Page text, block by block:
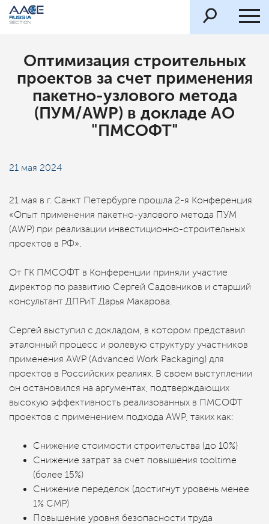
Оптимизация строительных
проектов за счет применения
пакетно-узлового метода
(ПУМ/AWP) в докладе АО
"ПМСОФТ"
21 мая 2024
21 мая в г. Санкт Петербурге прошла 2-я Конференция
«Опыт применения пакетно-узлового метода ПУМ
(AWP) при реализации инвестиционно-строительных
проектов в РФ».
От ГК ПМСОФТ в Конференции приняли участие
директор по развитию Сергей Садовников и старший
консультант ДПРиТ Дарья Макарова.
Сергей выступил с докладом, в котором представил
эталонный процесс и ролевую структуру участников
применения AWP (Advanced Work Packaging) для
проектов в Российских реалиях. В своем выступлении
он остановился на аргументах, подтверждающих
высокую эффективность реализованных в ПМСОФТ
проектов с применением подхода AWP, таких как:
Снижение стоимости строительства (до 10%)
Снижение затрат за счет повышения tooltime
(более 15%)
Снижение переделок (достигнут уровень менее
1% СМР)
Повышение уровня безопасности труда